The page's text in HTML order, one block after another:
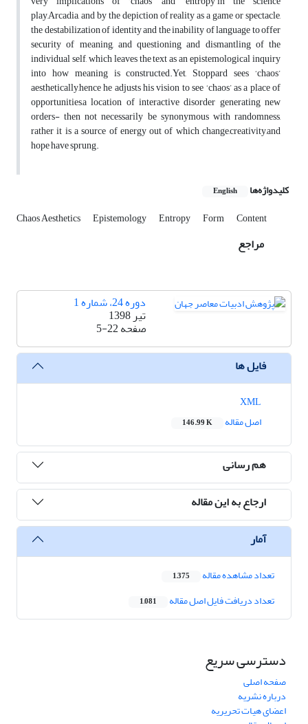
play,Arcadia, and by the depiction of reality as a game or spectacle,
the destabilization of identity and the inability of language to offer
security of meaning, and questioning and dismantling of the
individual self, which leaves the text as an epistemological inquiry
into how meaning is constructed.Yet, Stoppard sees ‘chaos’
aesthetically,hence he adjusts his vision to see ‘chaos’ as a place of
opportunities,a location of interactive disorder generating new
orders- then not necessarily be synonymous with randomness,
rather it is a source of energy out of which change,creativity,and
hope have sprung.
کلیدواژه‌ها English
Chaos Aesthetics Epistemology Entropy Form Content
مراجع
دوره 24، شماره 1
تیر 1398
صفحه5-22
فایل ها
اصل مقاله
146.99 K
هم رسانی
ارجاع به این مقاله
آمار
تعداد مشاهده مقاله 1,375
تعداد دریافت فایل اصل مقاله 1,081
دسترسی سریع
صفحه اصلی
درباره نشریه
اعضای هیات تحریریه